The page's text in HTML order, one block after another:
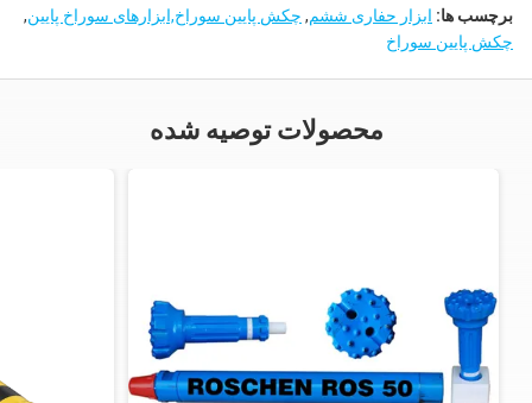
برچسب ها: ابزار حفاری ششم, چکش پایین سوراخ,ابزارهای سوراخ پایین,
چکش پایین سوراخ
محصولات توصیه شده